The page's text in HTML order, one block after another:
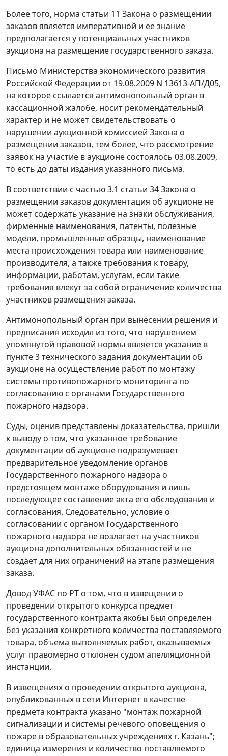
Более того, норма статьи 11 Закона о размещении
заказов является императивной и ее знание
предполагается у потенциальных участников
аукциона на размещение государственного заказа.
Письмо Министерства экономического развития
Российской Федерации от 19.08.2009 N 13613-АП/Д05,
на которое ссылается антимонопольный орган в
кассационной жалобе, носит рекомендательный
характер и не может свидетельствовать о
нарушении аукционной комиссией Закона о
размещении заказов, тем более, что рассмотрение
заявок на участие в аукционе состоялось 03.08.2009,
то есть до даты издания указанного письма.
В соответствии с частью 3.1 статьи 34Закона о
размещении заказов документация об аукционе не
может содержать указание на знаки обслуживания,
фирменные наименования, патенты, полезные
модели, промышленные образцы, наименование
места происхождения товара или наименование
производителя, а также требования к товару,
информации, работам, услугам, если такие
требования влекут за собой ограничение количества
участников размещения заказа.
Антимонопольный орган при вынесении решения и
предписания исходил из того, что нарушением
упомянутой правовой нормы является указание в
пункте 3 технического задания документации об
аукционе на осуществление работ по монтажу
системы противопожарного мониторинга по
согласованию с органами Государственного
пожарного надзора.
Суды, оценив представлены доказательства, пришли
к выводу о том, что указанное требование
документации об аукционе подразумевает
предварительное уведомление органов
Государственного пожарного надзора о
предстоящем монтаже оборудования и лишь
последующее составление акта его обследования и
согласования. Следовательно, условие о
согласовании с органом Государственного
пожарного надзора не возлагает на участников
аукциона дополнительных обязанностей и не
создает для них ограничений на этапе размещения
заказа.
Довод УФАС по РТ о том, что в извещении о
проведении открытого конкурса предмет
государственного контракта якобы был определен
без указания конкретного количества поставляемого
товара, объема выполняемых работ, оказываемых
услуг правомерно отклонен судом апелляционной
инстанции.
В извещениях о проведении открытого аукциона,
опубликованных в сети Интернет в качестве
предмета контракта указано "монтаж пожарной
сигнализации и системы речевого оповещения о
пожаре в образовательных учреждениях г. Казань";
единица измерения и количество поставляемого